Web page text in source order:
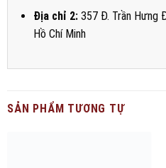
Địa chỉ 2:357 Đ. Trần Hưng
Hồ Chí Minh
SẢN PHẨM TƯƠNG TỰ